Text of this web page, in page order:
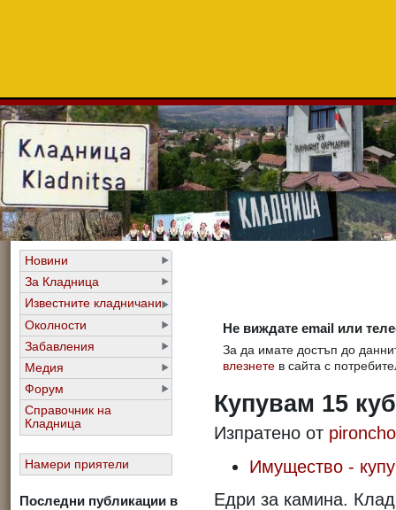
Новини
За Кладница
Известните кладничани
Околности
Забавления
Медия
Форум
Справочник на
Кладница
Намери приятели
Последни публикации в
Не виждате email или
За да имате достъп до
влезнете в сайта с
Купувам 15
Изпратено от pironcho
Имущество -
Eдри за камина.